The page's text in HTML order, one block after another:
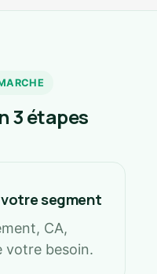
3 étapes
segment
CA,
besoin.